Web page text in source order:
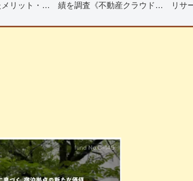
リット・デ
績を調査《不動産クラウドフ
リサ